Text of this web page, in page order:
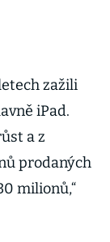
zažili
iPad.
a z
prodaných
milionů,“